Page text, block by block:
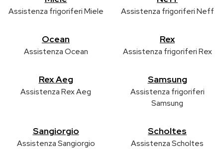
Assistenza frigoriferi Miele Assistenza frigoriferi Neff
Ocean
Assistenza Ocean
Rex
Assistenza frigoriferi Rex
Rex Aeg
Assistenza Rex Aeg
Samsung
Assistenza frigoriferi
Samsung
Sangiorgio
Assistenza Sangiorgio
Scholtes
Assistenza Scholtes